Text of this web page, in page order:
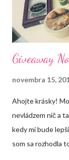
á
r
a
Giveaway
novembra 15,
Ahojte krásky!
nevládzem nič a
kedy mi bude
som sa rozhodla